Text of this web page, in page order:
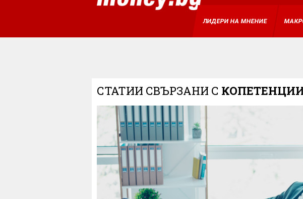
ЛИДЕРИ НА МНЕНИЕ
СТАТИИ СВЪРЗАНИ С